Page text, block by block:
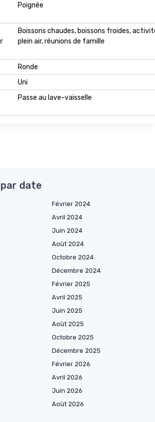
Poignée
Boissons chaudes, boissons froides,
plein air, réunions de famille
Ronde
Uni
Passe au lave-vaisselle
date
Février 2024
Avril 2024
Juin 2024
Août 2024
Octobre 2024
Décembre 2024
Février 2025
Avril 2025
Juin 2025
Août 2025
Octobre 2025
Décembre 2025
Février 2026
Avril 2026
Juin 2026
Août 2026